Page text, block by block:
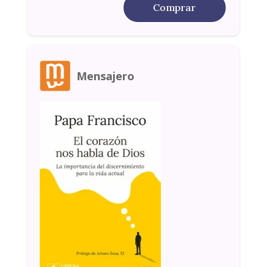
Comprar
Mensajero